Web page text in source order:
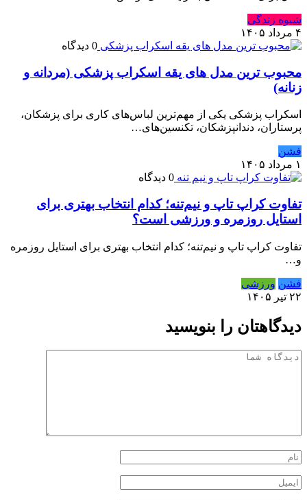
شیوه زندگی
۴ مرداد ۱۴۰۵
0 دیدگاه
محبوب ترین مدل های یقه اسکراب پزشکی (مردانه و
زنانه)
اسکراب پزشکی یکی از مهم‌ترین لباس‌های کاری برای پزشکان،
پرستاران، دندانپزشکان، تکنسین‌های…
فشن
۱ مرداد ۱۴۰۵
0 دیدگاه
تفاوت کراپ تاپ و نیم‌تنه؛ کدام انتخاب بهتری برای
استایل روزمره و ورزشی است؟
تفاوت کراپ تاپ و نیم‌تنه؛ کدام انتخاب بهتری برای استایل روزمره
و…
فشن ورزشی
۲۲ تیر ۱۴۰۵
دیدگاهتان را بنویسید